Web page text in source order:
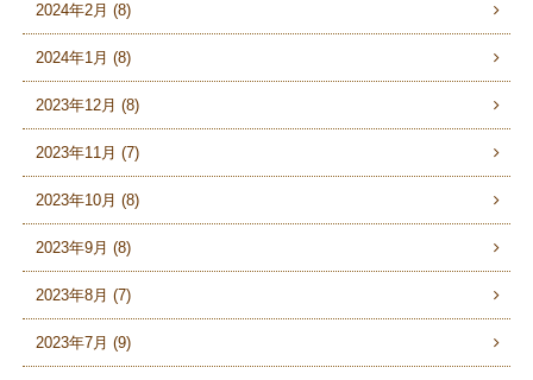
2024年2月 (8)
2024年1月 (8)
2023年12月 (8)
2023年11月 (7)
2023年10月 (8)
2023年9月 (8)
2023年8月 (7)
2023年7月 (9)